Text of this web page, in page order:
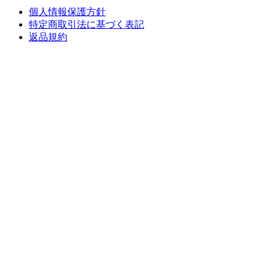
個人情報保護方針
特定商取引法に基づく表記
返品規約